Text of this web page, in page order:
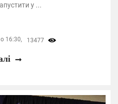
у ...
16:30, 13477